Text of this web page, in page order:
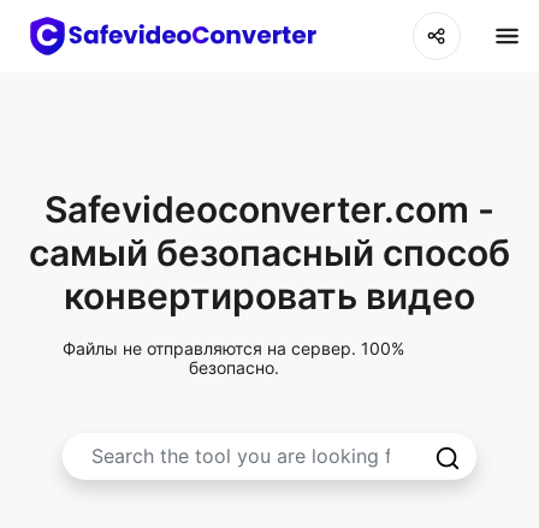
Safevideoconverter.com -
самый безопасный способ
конвертировать видео
Файлы не отправляются на сервер. 100%
безопасно.